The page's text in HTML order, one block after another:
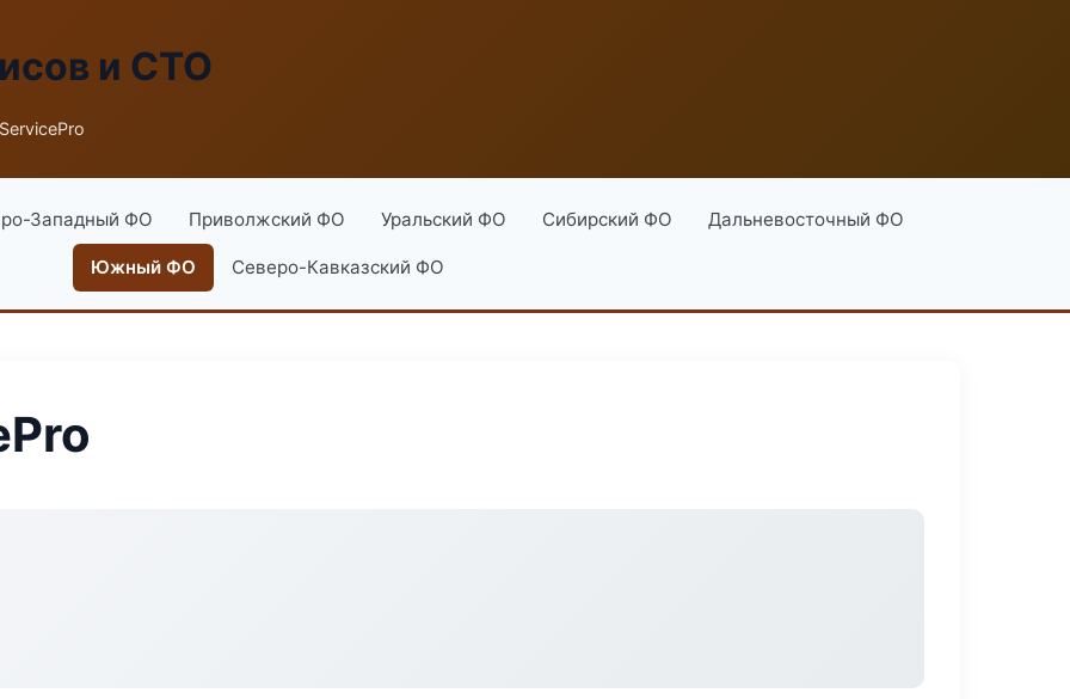
и СТО
Западный ФО Приволжский ФО Уральский ФО Сибирский ФО Дальневосточный ФО
Южный ФО Северо-Кавказский ФО